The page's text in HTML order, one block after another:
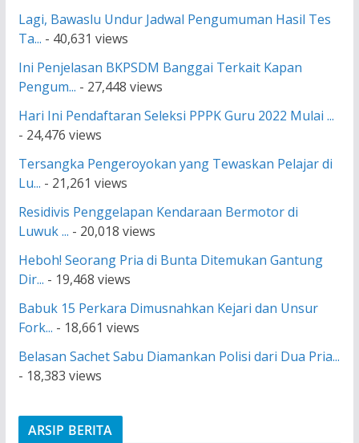
Lagi, Bawaslu Undur Jadwal Pengumuman Hasil Tes
Ta... - 40,631 views
Ini Penjelasan BKPSDM Banggai Terkait Kapan
Pengum... - 27,448 views
Hari Ini Pendaftaran Seleksi PPPK Guru 2022 Mulai ...
- 24,476 views
Tersangka Pengeroyokan yang Tewaskan Pelajar di
Lu... - 21,261 views
Residivis Penggelapan Kendaraan Bermotor di
Luwuk ... - 20,018 views
Heboh! Seorang Pria di Bunta Ditemukan Gantung
Dir... - 19,468 views
Babuk 15 Perkara Dimusnahkan Kejari dan Unsur
Fork... - 18,661 views
Belasan Sachet Sabu Diamankan Polisi dari Dua Pria...
- 18,383 views
ARSIP BERITA